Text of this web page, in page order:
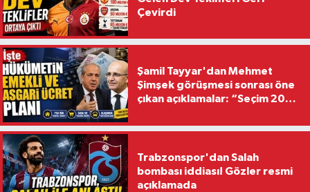
Çevirdi
Şamil Tayyar'dan Mehmet
Şimşek görüşmesi sonrası öne
çıkan açıklamalar: “Seçim 2028
Trabzonspor'dan Salah
bombası iddiası! Gözler resmi
açıklamada